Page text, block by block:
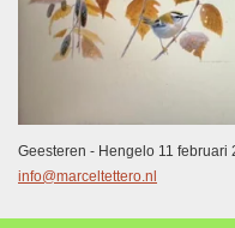
Geesteren - Hengelo 11 februari
info@marceltettero.nl